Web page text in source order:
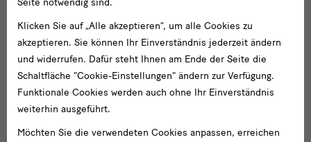
Klicken Sie auf „Alle akzeptieren“, um alle Cookies zu
akzeptieren. Sie können Ihr Einverständnis jederzeit ändern
und widerrufen. Dafür steht Ihnen am Ende der Seite die
Schaltfläche "Cookie-Einstellungen" ändern zur Verfügung.
Funktionale Cookies werden auch ohne Ihr Einverständnis
weiterhin ausgeführt.
Möchten Sie die verwendeten Cookies anpassen, erreichen
Newsletter
Mail-
Adresse
eingeben*
* Pflichtfeld
Tel. +49 351 49 14 2000